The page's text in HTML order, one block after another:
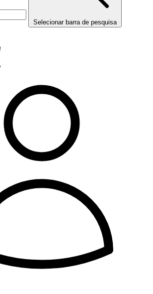
Selecionar barra de pesquisa